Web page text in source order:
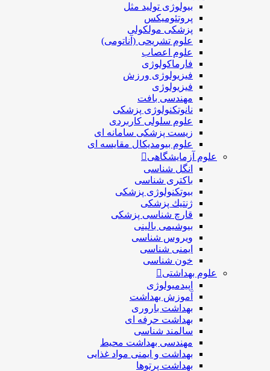
بیولوژی تولید مثل
پروتئومیکس
پزشکی مولکولی
علوم تشریحی (آناتومی)
علوم اعصاب
فارماکولوژی
فیزیولوژی ورزش
فیزیولوژی
مهندسی بافت
نانوتکنولوژی پزشکی
علوم سلولی کاربردی
زیست پزشکی سامانه ای
علوم بیومدیکال مقایسه ای
علوم آزمایشگاهی
انگل شناسی
باکتری شناسی
بیوتکنولوژی پزشکی
ژنتيك پزشکی
قارچ شناسی پزشكی
بیوشیمی بالینی
ویروس شناسی
ایمنی شناسی
خون شناسی
علوم بهداشتی
اپیدمیولوژی
آموزش بهداشت
بهداشت باروری
بهداشت حرفه ای
سالمند شناسی
مهندسی بهداشت محيط
بهداشت و ایمنی مواد غذایی
بهداشت پرتوها